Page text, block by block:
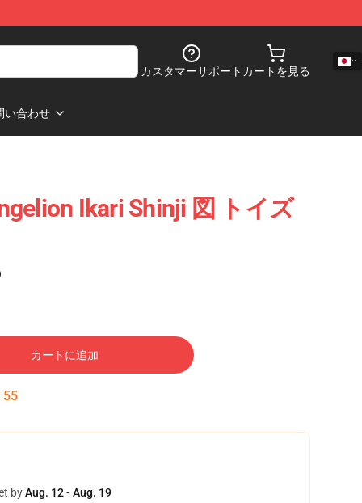
カスタマーサポート カートを見る
い合わせ
Ikari Shinji 図 トイズ
カートに追加
54
byAug. 12 - Aug. 19